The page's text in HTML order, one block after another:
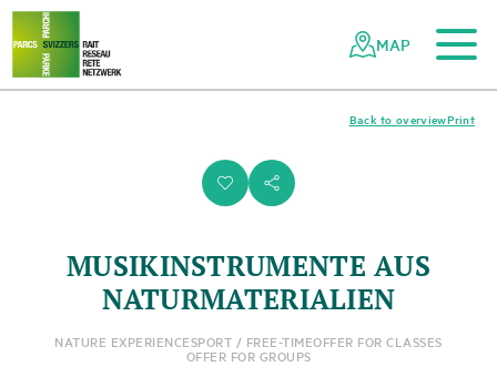
Navigating
the
Swiss
parks
Quick
navigation
To the main content
To the mobile navigation
To search
To the footer
To the sitemap
MAP
i s
Print
Back to overview
MUSIKINSTRUMENTE AUS
NATURMATERIALIEN
NATURE EXPERIENCESPORT / FREE-TIMEOFFER FOR CLASSES
OFFER FOR GROUPS